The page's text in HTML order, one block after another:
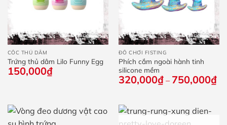
CỐC THỦ DÂM
Trứng thủ dâm Lilo Funny Egg
150,000₫
ĐỒ CHƠI FISTING
Phích cắm ngoài hành tinh
silicone mềm
320,000₫ – 750,000₫